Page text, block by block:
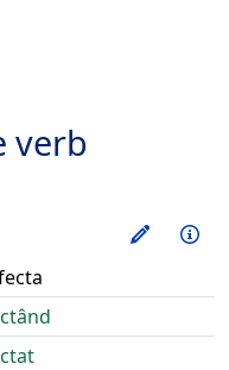
verb
Train